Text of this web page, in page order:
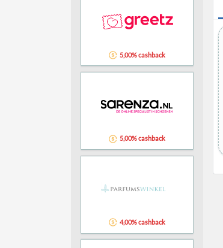
5,00% cashback
5,00% cashback
4,00% cashback